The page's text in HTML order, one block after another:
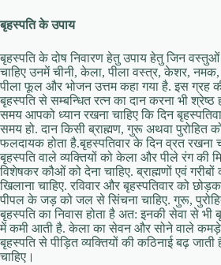
बृहस्पति के उपाय
बृहस्पति के दोष निवारण हेतु उपाय हेतु जिन
चाहिए उनमें चीनी, केला, पीला वस्त्र, केशर, नमक,
पीला फूल और भोजन उत्तम कहा गया है. इस ग्रह
बृहस्पति से सम्बन्धित रत्न का दान करना भी श्रेष्ठ
समय आपको ध्यान रखना चाहिए कि दिन
समय हो. दान किसी ब्राह्मण, गुरू अथवा पुरोहित
फलदायक होता है.बृहस्पतिवार के दिन व्रत रखना
बृहस्पति वाले व्यक्तियों को केला और पीले रंग की
विशेषकर कौओं को देना चाहिए. ब्राह्मणों एवं गरीबों
खिलाना चाहिए. रविवार और बृहस्पतिवार को
पीपल के जड़ को जल से सिंचना चाहिए. गुरू,
बृहस्पति का निवास होता है अत: इनकी सेवा से भी
में कमी आती है. केला का सेवन और सोने वाले
बृहस्पति से पीड़ित व्यक्तियों की कठिनाई बढ़
चाहिए।